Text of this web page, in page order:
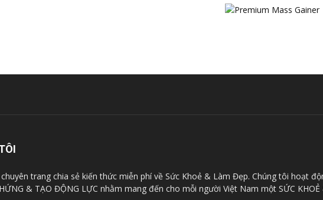
trang chia sẻ kiến thức miễn phí về Sức Khoẻ & Làm Đẹp. Chúng tôi hoạt
& TẠO ĐỘNG LỰC nhằm mang đến cho mỗi người Việt Nam một SỨC KHOẺ